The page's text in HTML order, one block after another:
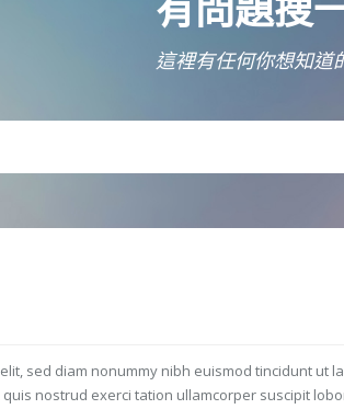
這裡有任何你想知道
sed diam nonummy nibh euismod tincidunt ut
nostrud exerci tation ullamcorper suscipit